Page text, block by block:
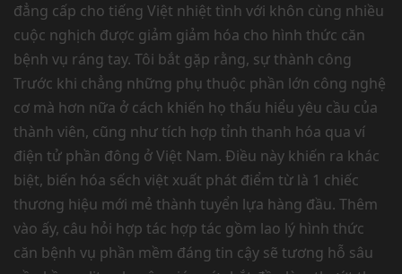
đẳng cấp cho tiếng Việt nhiệt tình với khôn cùng nhiều
cuộc nghịch được giảm giảm hóa cho hình thức căn
bệnh vụ ráng tay. Tôi bắt gặp rằng, sự thành công
Trước khi chẳng những phụ thuộc phần lớn công nghệ
cơ mà hơn nữa ở cách khiến họ thấu hiểu yêu cầu của
thành viên, cũng như tích hợp tỉnh thanh hóa qua ví
điện tử phần đông ở Việt Nam. Điều này khiến ra khác
biệt, biến hóa sếch việt xuất phát điểm từ là 1 chiếc
thương hiệu mới mẻ thành tuyển lựa hàng đầu. Thêm
vào ấy, câu hỏi hợp tác hợp tác gồm lao lý hình thức
căn bệnh vụ phần mềm đáng tin cậy sẽ tương hỗ sâu